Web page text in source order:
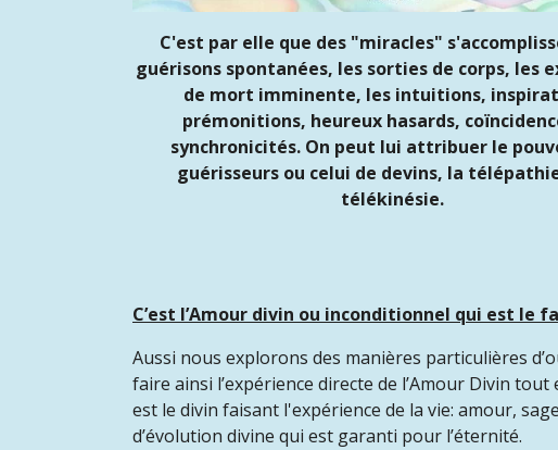
C'est par elle que des "miracles"
guérisons spontanées, les sorties de corps, les
de mort imminente, les intuitions,
prémonitions, heureux hasards,
synchronicités. On peut lui attribuer le
guérisseurs ou celui de devins, la
télékinésie.
C’est l’Amour divin ou inconditionnel qui est
Aussi nous explorons des manières particulières
faire ainsi l’expérience directe de l’Amour Divin
est le divin faisant l'expérience de la vie: amour,
d’évolution divine qui est garanti pour l’éternité.